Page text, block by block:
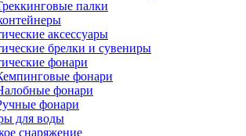
палки
аксессуары
брелки и сувениры
фонари
фонари
фонари
фонари
для воды
снаряжение